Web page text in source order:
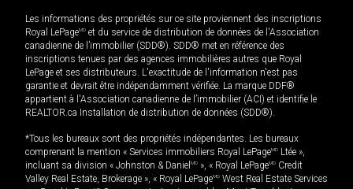
Les informations des propriétés sur ce site proviennent des inscriptions
Royal LePageMD et du service de distribution de données de l'Association
canadienne de l’immobilier (SDD®). SDD® met en référence des
inscriptions tenues par des agences immobilières autres que Royal
LePage et ses distributeurs. L'exactitude de l'information n'est pas
garantie et devrait être indépendamment vérifiée. La marque DDF®
appartient à l'Association canadienne de l’immobilier (ACI) et identifie le
REALTOR.ca Installation de distribution de données (SDD®).
*Tous les bureaux sont des propriétés indépendantes. Les bureaux
comprenant la mention « Services immobiliers Royal LePageMD Ltée »,
incluant sa division « Johnston & Daniel MD », « Royal LePageMD Credit
Valley Real Estate, Brokerage », « Royal LePageMD West Real Estate Services